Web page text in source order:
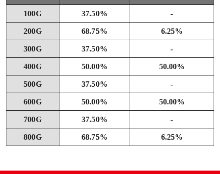
100G 37.50% -
200G 68.75% 6.25%
300G 37.50% -
400G 50.00% 50.00%
500G 37.50% -
600G 50.00% 50.00%
700G 37.50% -
800G 68.75% 6.25%